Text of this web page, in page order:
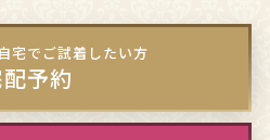
宅でご試着したい方
予約